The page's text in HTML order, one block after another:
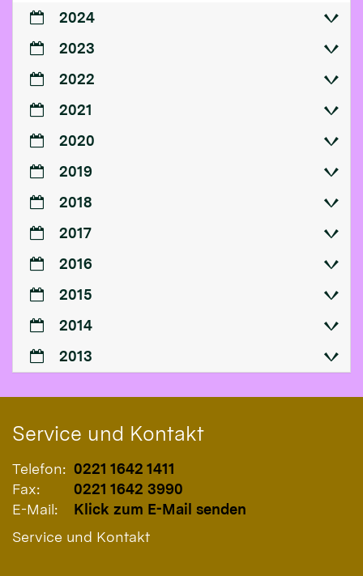
2024
2023
2022
2021
2020
2019
2018
2017
2016
2015
2014
2013
Service und Kontakt
Telefon: 0221 1642 1411
Fax:
0221 1642 3990
E-Mail:
Klick zum E-Mail senden
Service und Kontakt